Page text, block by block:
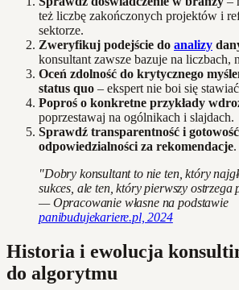
też liczbę zakończonych projektów i
sektorze.
Zweryfikuj podejście do analizy
konsultant zawsze bazuje na liczbach,
Oceń zdolność do krytycznego
status quo – ekspert nie boi się
Poproś o konkretne przykłady
poprzestawaj na ogólnikach i slajdach.
Sprawdź transparentność i
odpowiedzialności za rekomendacje.
"Dobry konsultant to nie ten, który
sukces, ale ten, który pierwszy ostrzega
— Opracowanie własne na podstawie
panibudujekariere.pl, 2024
Historia i ewolucja
do algorytmu